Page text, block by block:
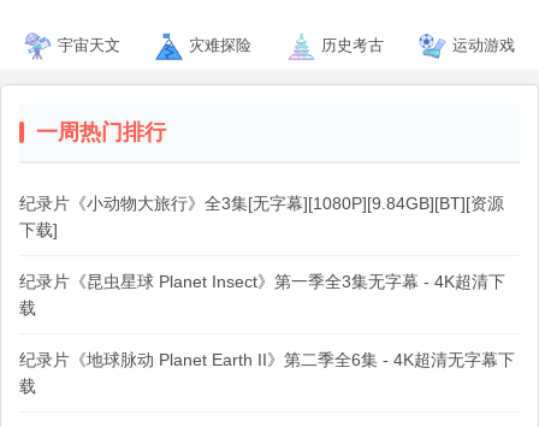
宇宙天文 灾难探险 历史考古 运动游戏
一周热门排行
纪录片《小动物大旅行》全3集[无字幕][1080P][9.84GB][BT][资源
下载]
纪录片《昆虫星球 Planet Insect》第一季全3集无字幕 - 4K超清下
载
纪录片《地球脉动 Planet Earth II》第二季全6集 - 4K超清无字幕下
载